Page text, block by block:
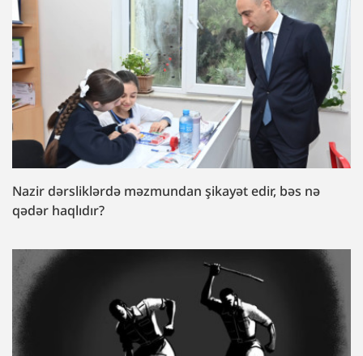
Nazir dərsliklərdə məzmundan şikayət edir, bəs nə
qədər haqlıdır?